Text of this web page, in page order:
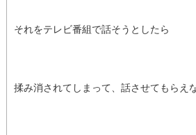
それをテレビ番組で話そうとしたら
揉み消されてしまって、話させてもらえ